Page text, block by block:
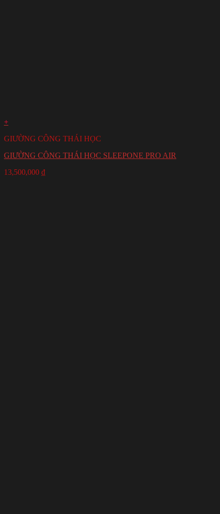
+
GIƯỜNG CÔNG THÁI HỌC
GIƯỜNG CÔNG THÁI HỌC SLEEPONE PRO AIR
13,500,000 ₫